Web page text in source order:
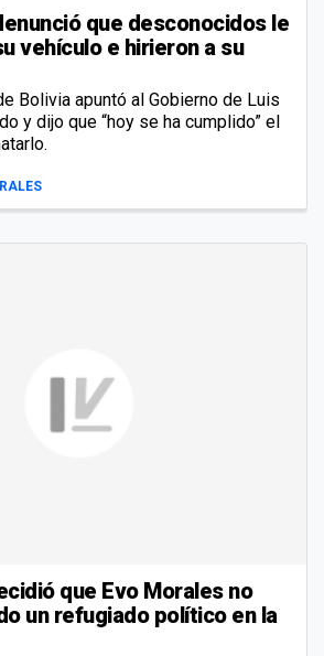
que desconocidos le
vehículo e hirieron a su
Bolivia apuntó al Gobierno de Luis
y dijo que “hoy se ha cumplido” el
que Evo Morales no
un refugiado político en la